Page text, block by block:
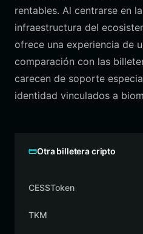
rentables. Al centrarse en
infraestructura del
ofrece una experiencia de
comparación con las
carecen de soporte
identidad vinculados a
Otra billetera cripto
CESSToken
TKM